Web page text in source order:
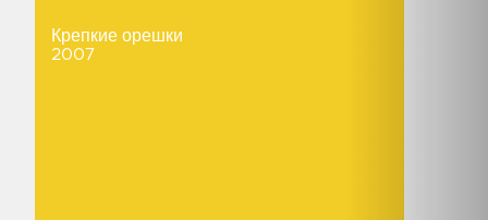
Крепкие орешки
2007